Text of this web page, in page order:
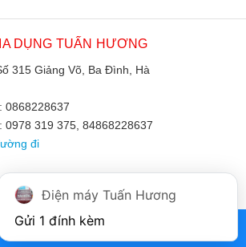
DỤNG TUẤN HƯƠNG
315 Giảng Võ, Ba Đình, Hà
0868228637
0978 319 375, 84868228637
đi
Điện máy Tuấn Hương
Gửi 1 đính kèm